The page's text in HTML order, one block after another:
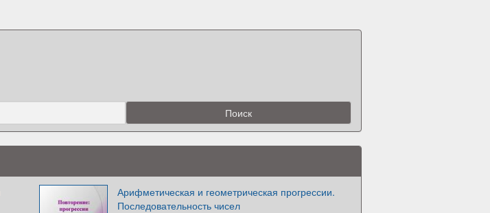
Арифметическая и геометрическая прогрессии.
Последовательность чисел